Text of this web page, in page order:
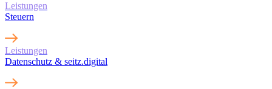
Leistungen
Steuern
Leistungen
Datenschutz & seitz.digital